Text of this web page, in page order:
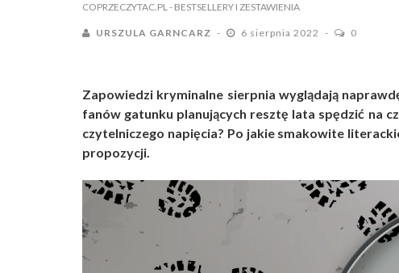
COPRZECZYTAC.PL- BESTSELLERY I ZESTAWIENIA
URSZULA GARNCARZ 6 sierpnia 2022 0
Zapowiedzi kryminalne sierpnia wyglądają
fanów gatunku planujących resztę lata spędzić na
czytelniczego napięcia? Po jakie smakowite
propozycji.